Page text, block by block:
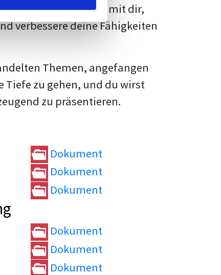
Tipps und Tricks
mit dir,
verbessere deine Fähigkeiten
Themen, angefangen
Tiefe zu gehen, und du wirst
zu präsentieren.
Dokument
Dokument
Dokument
Dokument
Dokument
Dokument